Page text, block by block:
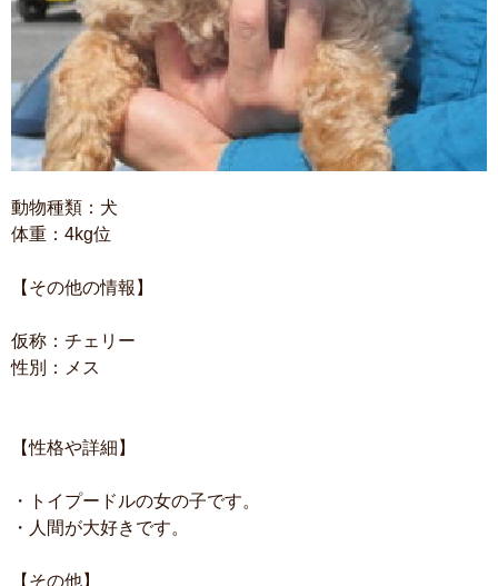
動物種類：犬
体重：4kg位
【その他の情報】
仮称：チェリー
性別：メス
【性格や詳細】
・トイプードルの女の子です。
・人間が大好きです。
【その他】